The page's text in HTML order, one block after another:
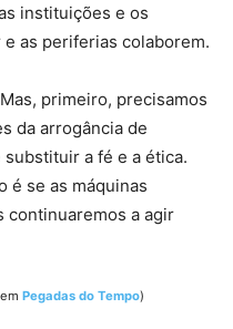
instituições e os
as periferias colaborem.
primeiro, precisamos
da arrogância de
a fé e a ética.
é se as máquinas
continuaremos a agir
Pegadas do Tempo)